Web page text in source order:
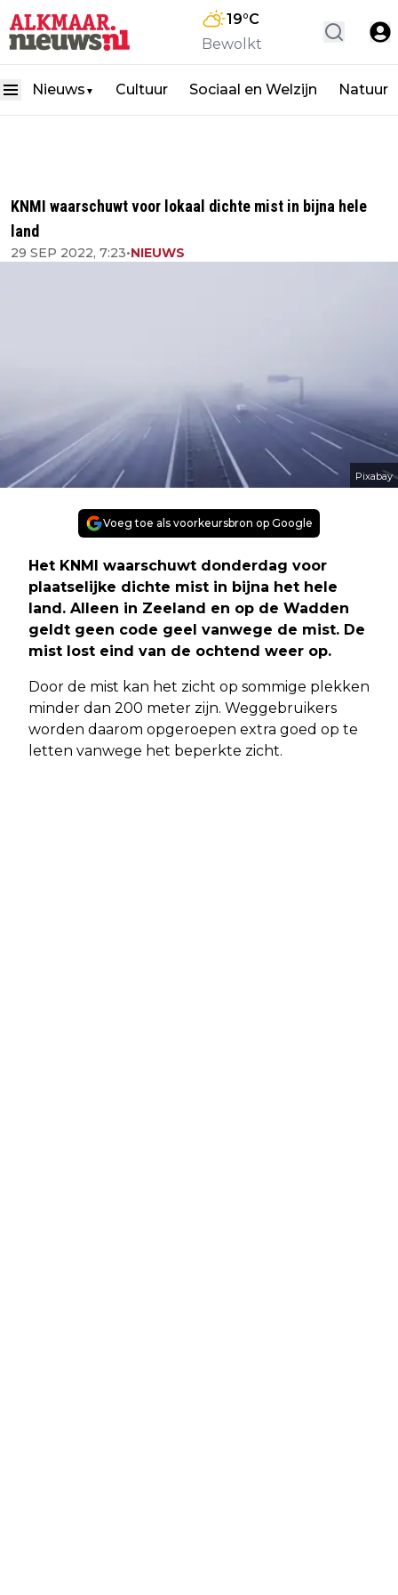
19°C
Bewolkt
Nieuws ▼ Cultuur Sociaal en Welzijn Natuur
KNMI waarschuwt voor lokaal dichte mist in bijna hele
land
29 SEP 2022, 7:23•NIEUWS
Pixabay
Voeg toe als voorkeursbron op Google
Het KNMI waarschuwt donderdag voor
plaatselijke dichte mist in bijna het hele
land. Alleen in Zeeland en op de Wadden
geldt geen code geel vanwege de mist. De
mist lost eind van de ochtend weer op.
Door de mist kan het zicht op sommige plekken
minder dan 200 meter zijn. Weggebruikers
worden daarom opgeroepen extra goed op te
letten vanwege het beperkte zicht.